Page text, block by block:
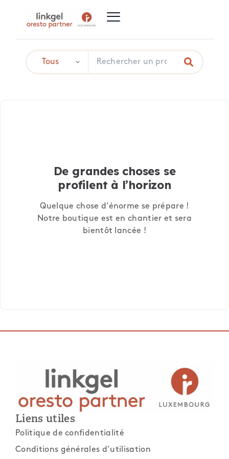
De grandes choses se
profilent à l’horizon
Quelque chose d’énorme se prépare !
Notre boutique est en chantier et sera
bientôt lancée !
Liens utiles
Politique de confidentialité
Conditions générales d’utilisation